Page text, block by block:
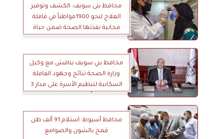
محافظ بنى سويف: الكشف وتوفير
العلاج لنحو 1900مواطناُ في قافلة
مجانية نفذتها الصحة ضمن حياة
محافظ بني سويف يناقش مع وكيل
وزارة الصحة نتائج وجهود القافلة
السكانية لتنظيم الأسرة على مدار 3
محافظ أسيوط: استلام 91 ألف طن
قمح بالشون والصوامع